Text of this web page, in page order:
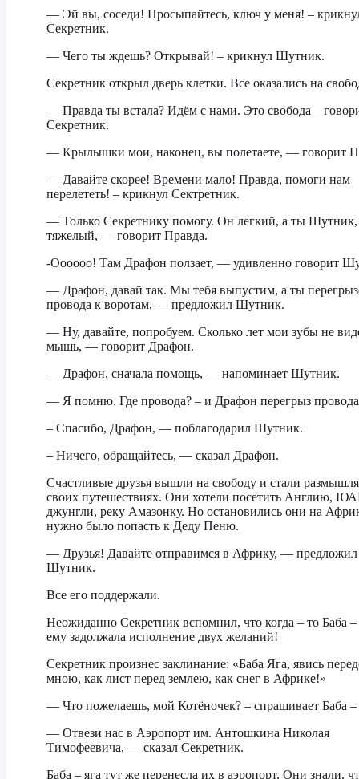
— Эй вы, соседи! Просыпайтесь, ключ у меня! –
Секретник.
— Чего ты ждешь? Открывай! – крикнул Шутник.
Секретник открыл дверь клетки. Все оказались на
— Правда ты встала? Идём с нами. Это свобода –
Секретник.
— Крылышки мои, наконец, вы полетаете, — говорит
— Давайте скорее! Времени мало! Правда, помоги нам
перелететь! – крикнул Сектретник.
— Только Секретнику помогу. Он легкий, а ты Шутник,
тяжелый, — говорит Правда.
-Оооооо! Там Драфон ползает, — удивленно говорит
— Драфон, давай так. Мы тебя выпустим, а ты
провода к воротам, — предложил Шутник.
— Ну, давайте, попробуем. Сколько лет мои зубы не
мышь, — говорит Драфон.
— Драфон, сначала помощь, — напоминает Шутник.
— Я помню. Где провода? – и Драфон перегрыз
– Спасибо, Драфон, — поблагодарил Шутник.
– Ничего, обращайтесь, — сказал Драфон.
Счастливые друзья вышли на свободу и стали
своих путешествиях. Они хотели посетить Англию,
джунгли, реку Амазонку. Но остановились они на
нужно было попасть к Деду Пеню.
— Друзья! Давайте отправимся в Африку, — предложил
Шутник.
Все его поддержали.
Неожиданно Секретник вспомнил, что когда – то Баба –
ему задолжала исполнение двух желаний!
Секретник произнес заклинание: «Баба Яга, явись
мною, как лист перед землею, как снег в Африке!»
— Что пожелаешь, мой Котёночек? – спрашивает Баба –
— Отвези нас в Аэропорт им. Антошкина Николая
Тимофеевича, — сказал Секретник.
Баба – яга тут же перенесла их в аэропорт. Они знали,